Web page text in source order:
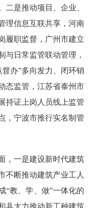
二是推动项目、企业、
理信息互联共享，河南
履职监督，广州市建立
与日常监管联动管理，
办”多向发力、闭环销
态监管，江苏省泰州市
持证上岗人员线上监管
，宁波市推行实名制管
，一是建设新时代建筑
不断推动建筑产业工人
“教、学、做”一体化的